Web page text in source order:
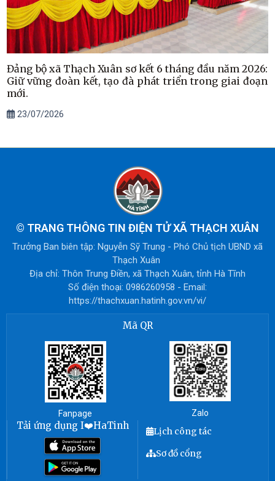
Đảng bộ xã Thạch Xuân sơ kết 6 tháng đầu năm 2026:
Giữ vững đoàn kết, tạo đà phát triển trong giai đoạn
mới.
23/07/2026
© TRANG THÔNG TIN ĐIỆN TỬ XÃ THẠCH XUÂN
Trưởng Ban biên tập: Nguyễn Sỹ Trung - Phó Chủ tịch UBND xã
Thạch Xuân
Địa chỉ: Thôn Trung Điền, xã Thạch Xuân, tỉnh Hà Tĩnh
Số điện thoại: 0986260958 - Email:
https://thachxuan.hatinh.gov.vn/vi/
Mã QR
Fanpage Zalo
Tải ứng dụng I❤️HaTinh
Lịch công tác
Sơ đồ cổng